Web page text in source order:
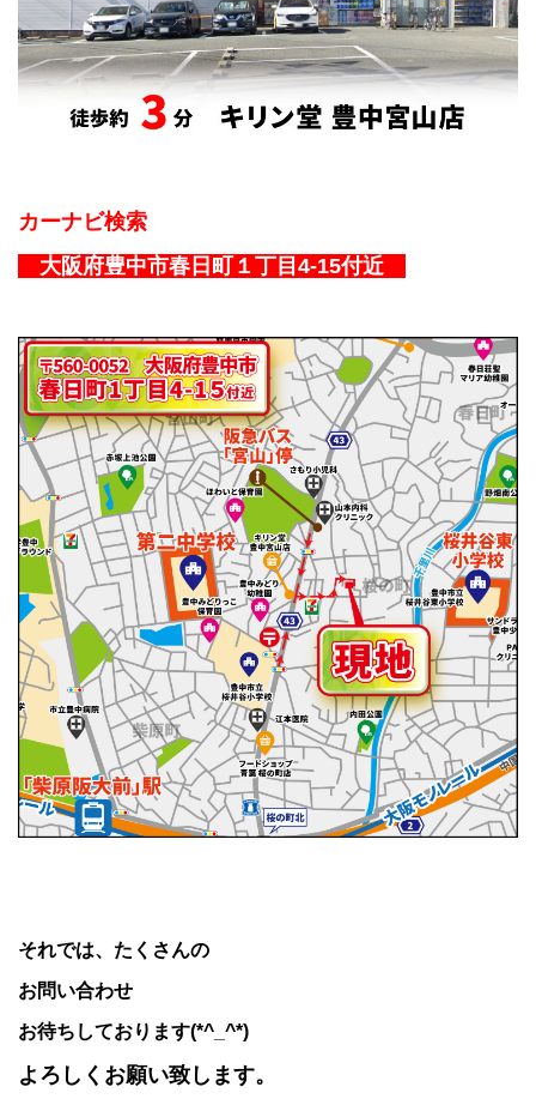
カーナビ検索
大阪府豊中市春日町１丁目4-15付近
それでは、たくさんの
お問い合わせ
お待ちしております(*^_^*)
よろしくお願い致します。